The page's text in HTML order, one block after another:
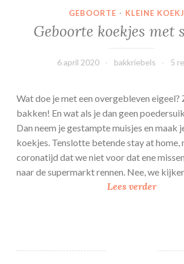
GEBOORTE · KLEINE
Geboorte koekjes met
6 april 2020 bakkriebels 5
Wat doe je met een overgebleven eigeel?
bakken! En wat als je dan geen
Dan neem je gestampte muisjes en maak
koekjes. Tenslotte betende stay at home,
coronatijd dat we niet voor dat ene
naar de supermarkt rennen. Nee, we
Lees verderG